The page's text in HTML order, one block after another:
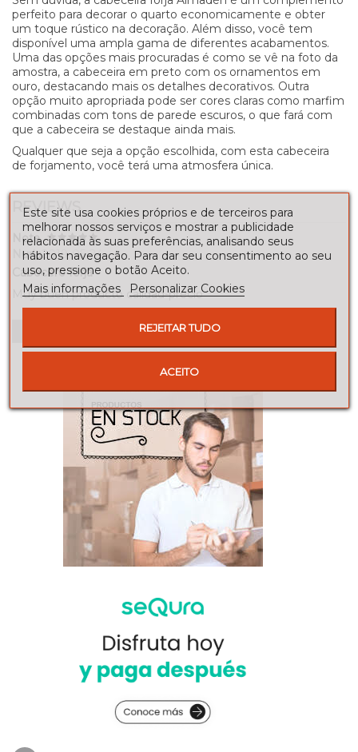
perfeito para decorar o quarto economicamente e obter
um toque rústico na decoração. Além disso, você tem
disponível uma ampla gama de diferentes acabamentos.
Uma das opções mais procuradas é como se vê na foto da
amostra, a cabeceira em preto com os ornamentos em
ouro, destacando mais os detalhes decorativos. Outra
opção muito apropriada pode ser cores claras como marfim
combinadas com tons de parede escuros, o que fará com
que a cabeceira se destaque ainda mais.
Qualquer que seja a opção escolhida, com esta cabeceira
de forjamento, você terá uma atmosfera única.
REVIEWS
Nota
Nuria2019-05-24
Cabecero forja
Muy buen producto calidad-precio
Este site usa cookies próprios e de terceiros para
melhorar nossos serviços e mostrar a publicidade
relacionada às suas preferências, analisando seus
hábitos navegação. Para dar seu consentimento ao seu
uso, pressione o botão Aceito.
Mais informações
Personalizar Cookies
REJEITAR TUDO
ACEITO